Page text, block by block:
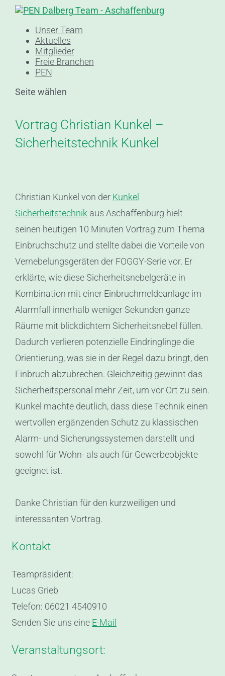
Unser Team
Aktuelles
Mitglieder
Freie Branchen
PEN
Seite wählen
Vortrag Christian Kunkel –
Sicherheitstechnik Kunkel
Christian Kunkel von der Kunkel
Sicherheitstechnik aus Aschaffenburg hielt
seinen heutigen 10 Minuten Vortrag zum Thema
Einbruchschutz und stellte dabei die Vorteile von
Vernebelungsgeräten der FOGGY-Serie vor. Er
erklärte, wie diese Sicherheitsnebelgeräte in
Kombination mit einer Einbruchmeldeanlage im
Alarmfall innerhalb weniger Sekunden ganze
Räume mit blickdichtem Sicherheitsnebel füllen.
Dadurch verlieren potenzielle Eindringlinge die
Orientierung, was sie in der Regel dazu bringt, den
Einbruch abzubrechen. Gleichzeitig gewinnt das
Sicherheitspersonal mehr Zeit, um vor Ort zu sein.
Kunkel machte deutlich, dass diese Technik einen
wertvollen ergänzenden Schutz zu klassischen
Alarm- und Sicherungssystemen darstellt und
sowohl für Wohn- als auch für Gewerbeobjekte
geeignet ist.
Danke Christian für den kurzweiligen und
interessanten Vortrag.
Kontakt
Teampräsident:
Lucas Grieb
Telefon: 06021 4540910
Senden Sie uns eine E-Mail
Veranstaltungsort: